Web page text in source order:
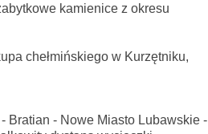
kamienice z okresu
chełmińskiego w Kurzętniku,
Bratian - Nowe Miasto Lubawskie -